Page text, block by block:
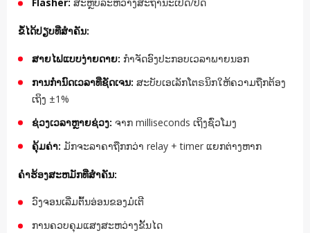
ຂໍ້ໄດ້ປຽບທີ່ສໍາຄັນ:
ສາຍໄຟແບບງ່າຍດາຍ: ກໍາຈັດອົງປະກອບເວລາພາຍນອກ
ການກໍານົດເວລາທີ່ຊັດເຈນ: ສະບັບເອເລັກໂຕຣນິກໃຫ້ຄວາມຖືກຕ້ອງ
ເຖິງ ±1%
ຊ່ວງເວລາຫຼາຍຊ່ວງ: ຈາກ milliseconds ເຖິງຊົ່ວໂມງ
ຄຸ້ມຄ່າ: ມັກຈະລາຄາຖືກກວ່າ relay + timer ແຍກຕ່າງຫາກ
ຄໍາຮ້ອງສະຫມັກທີ່ສໍາຄັນ:
ວົງຈອນເລີ່ມຕົ້ນອ່ອນຂອງມໍເຕີ
ການຄວບຄຸມແສງສະຫວ່າງຂັ້ນໄດ